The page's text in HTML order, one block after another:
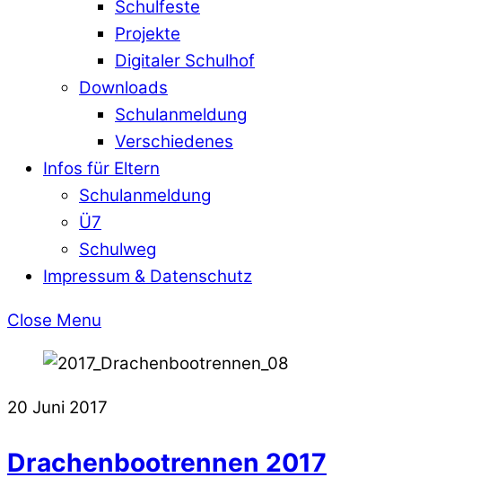
Schulfeste
Projekte
Digitaler Schulhof
Downloads
Schulanmeldung
Verschiedenes
Infos für Eltern
Schulanmeldung
Ü7
Schulweg
Impressum & Datenschutz
Close Menu
20 Juni 2017
Drachenbootrennen 2017